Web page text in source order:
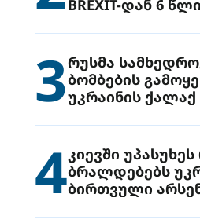
BREXIT-დან 6
3რუსმა
ბომბების
უკრაინის
4 კიევში
ბრალდებებს
ბირთვული